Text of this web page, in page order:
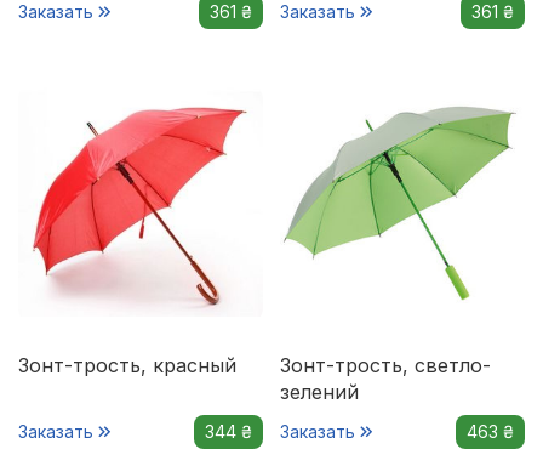
Заказать 361 ₴ Заказать 361 ₴
Зонт-трость, красный
Заказать 344 ₴
Зонт-трость, светло-
зелений
Заказать 463 ₴